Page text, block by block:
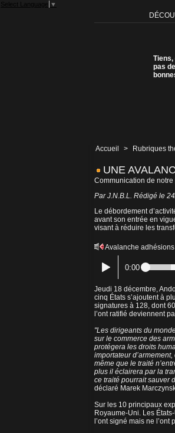
Select Language ▼
Tiens,
pas
Accueil > Rubriques
UNE
Communication de notre
Par J.N.B.L. Rédigé le
Le débordement
avant son entrée en
visant à réduire les
Avalanche
0:00
Jeudi 18 décembre,
cinq États s’ajoutent à
signatures à 128, dont
l’ont ratifié deviennent
"Les dirigeants du
sur le commerce des
protégera les droits
importateur
même que le traité
plus il éclairera par la
ce traité pourrait sauver
déclaré Marek
Sur les 10 principaux
Royaume-Uni. Les
l’ont signé mais ne l’ont